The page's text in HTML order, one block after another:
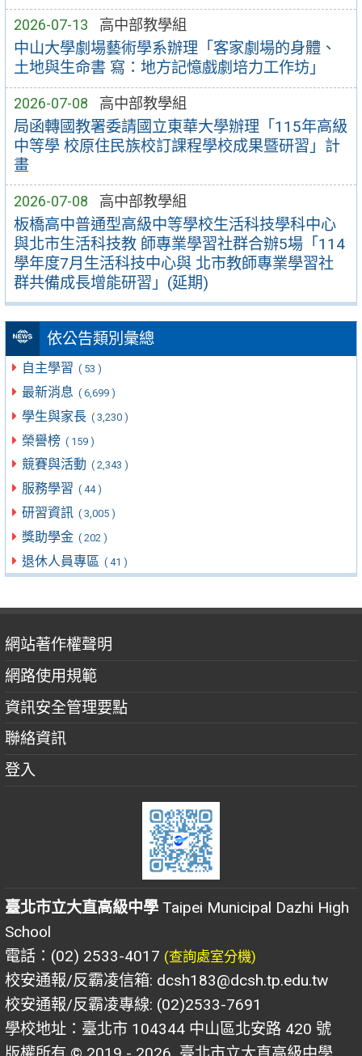
2026-07-13 高中部教學組
中山大學劇場藝術學系辦理「客家劇場的身體、
土地與生命書 寫：地方記憶戲劇培力工作坊」
2026-07-08 高中部教學組
局函轉國教署委請國立東華大學辦理「115年高級
中等學 校原住民族校訂課程學校成果暨研習」計
畫
2026-07-08 高中部教學組
板橋高中普通型高級中等學校生活科技學科中心
與北市生活科技教 師專業學習社群合辦5場「114
學年度7月生活科技中心與 北市教師專業學習社
群共備成長增能研習」(延期)
依公告類別彙總
自主學習 ( 53 )
最新消息 ( 6,699 )
學生與家長 ( 3,230 )
榮譽榜 ( 159 )
競賽與活動 ( 2,343 )
服務學習 ( 44 )
研習資訊 ( 3,005 )
獎助學金 ( 202 )
退休人員專區 ( 41 )
網站著作權聲明
網路使用規範
資訊安全管理要點
聯絡資訊
登入
臺北市立大直高級中學 Taipei Municipal Dazhi High
School
電話：(02) 2533-4017 (查詢處室分機)
校安通報/反霸凌信箱: dcsh183@dcsh.tp.edu.tw
校安通報/反霸凌專線: (02)2533-7691
學校地址：臺北市 104344 中山區北安路 420 號